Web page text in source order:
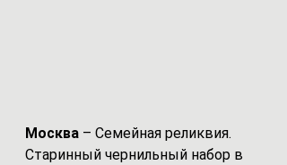
Москва – Семейная реликвия.
Старинный чернильный набор в